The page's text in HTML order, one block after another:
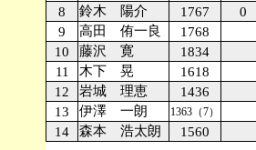
8
鈴木 陽介 1767 0
9
高田 侑一良 1768
10
藤沢 寛 1834
11
木下 晃 1618
12
岩城 理恵 1436
13
伊澤 一朗 1363（7）
14 森本 浩太朗 1560